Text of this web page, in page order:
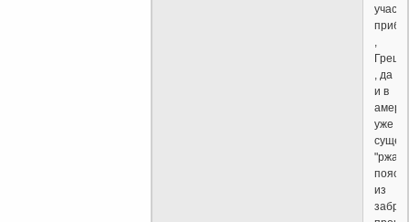
участь
, да
и в
уже
пояс"
из